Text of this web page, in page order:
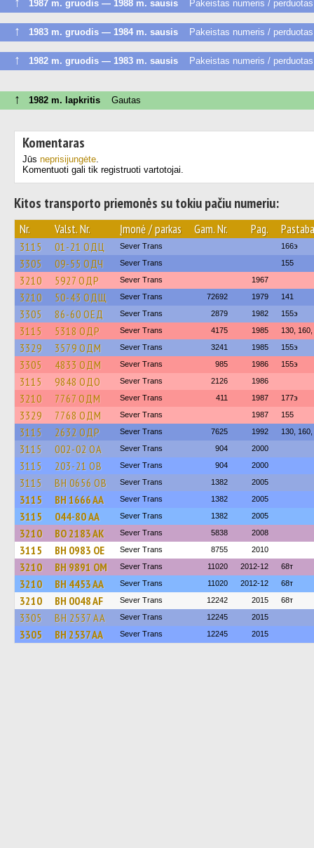
1987 m. gruodis — 1988 m. sausis Pakeistas numeris / perduotas
↑ 1983 m. gruodis — 1984 m. sausis Pakeistas numeris / perduotas
↑ 1982 m. gruodis — 1983 m. sausis Pakeistas numeris / perduotas
↑ 1982 m. lapkritis Gautas
Komentaras
Jūs neprisijungėte.
Komentuoti gali tik registruoti vartotojai.
Kitos transporto priemonės su tokiu pačiu numeriu:
Nr. Valst. Nr. Įmonė / parkas Gam. Nr. Pag. Pastaba
3115 01-21 ОДЦ Sever Trans 166э
3305 09-55 ОДЧ Sever Trans 155
3210 5927 ОДР Sever Trans 1967
3210 50-43 ОДЩ Sever Trans 72692 1979 141
3305 86-60 ОЕД Sever Trans 2879 1982 155э
3115 5318 ОДР Sever Trans 4175 1985 130,
3329 3579 ОДМ Sever Trans 3241 1985 155э
3305 4833 ОДМ Sever Trans 985 1986 155э
3115 9848 ОДО Sever Trans 2126 1986
3210 7767 ОДМ Sever Trans 411 1987 177э
3329 7768 ОДМ Sever Trans 1987 155
3115 2632 ОДР Sever Trans 7625 1992 130,
3115 002-02 ОА Sever Trans 904 2000
3115 203-21 ОВ Sever Trans 904 2000
3115 BH 0656 OB Sever Trans 1382 2005
3115 BH 1666 AA Sever Trans 1382 2005
3115 044-80 АА Sever Trans 1382 2005
3210 BO 2183 AK Sever Trans 5838 2008
3115 BH 0983 OE Sever Trans 8755 2010
3210 BH 9891 OM Sever Trans 11020 2012-12 68т
3210 BH 4453 AA Sever Trans 11020 2012-12 68т
3210 BH 0048 AF Sever Trans 12242 2015 68т
3305 BH 2537 AA Sever Trans 12245 2015
3305 BH 2537 AA Sever Trans 12245 2015